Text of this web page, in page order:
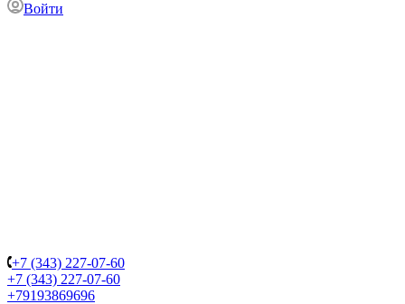
Войти
+7 (343) 227-07-60
+7 (343) 227-07-60
+79193869696